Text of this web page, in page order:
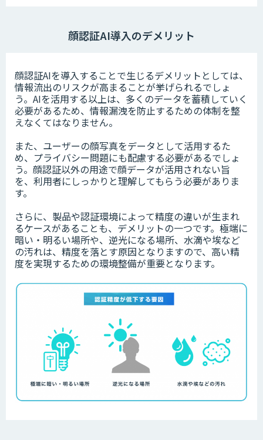
顔認証AI導入のデメリット
顔認証AIを導入することで生じるデメリットとしては、
情報流出のリスクが高まることが挙げられるでしょ
う。AIを活用する以上は、多くのデータを蓄積していく
必要があるため、情報漏洩を防止するための体制を整
えなくてはなりません。
また、ユーザーの顔写真をデータとして活用するた
め、プライバシー問題にも配慮する必要があるでしょ
う。顔認証以外の用途で顔データが活用されない旨
を、利用者にしっかりと理解してもらう必要がありま
す。
さらに、製品や認証環境によって精度の違いが生まれ
るケースがあることも、デメリットの一つです。極端に
暗い・明るい場所や、逆光になる場所、水滴や埃など
の汚れは、精度を落とす原因となりますので、高い精
度を実現するための環境整備が重要となります。